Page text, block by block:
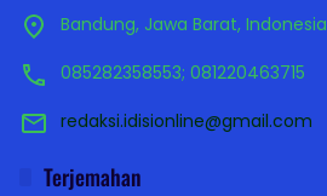
Bandung, Jawa Barat, Indonesia
085282358553; 081220463715
redaksi.idisionline@gmail.com
Terjemahan